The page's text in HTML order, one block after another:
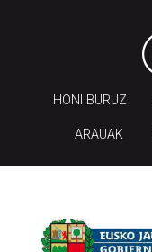
HONI BURUZ
ARAUAK